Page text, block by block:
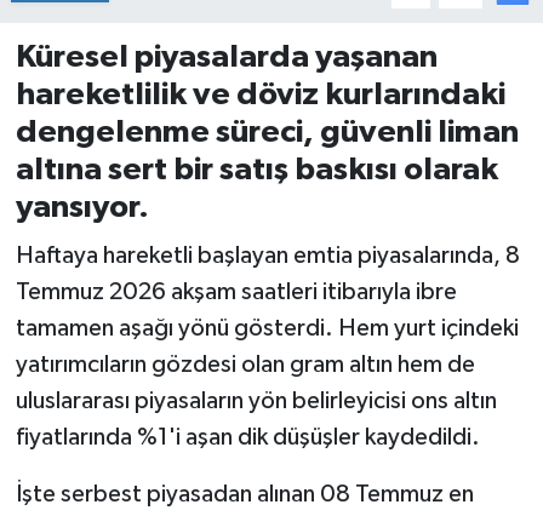
Küresel piyasalarda yaşanan
hareketlilik ve döviz kurlarındaki
dengelenme süreci, güvenli liman
altına sert bir satış baskısı olarak
yansıyor.
Haftaya hareketli başlayan emtia piyasalarında, 8
Temmuz 2026 akşam saatleri itibarıyla ibre
tamamen aşağı yönü gösterdi. Hem yurt içindeki
yatırımcıların gözdesi olan gram altın hem de
uluslararası piyasaların yön belirleyicisi ons altın
fiyatlarında %1'i aşan dik düşüşler kaydedildi.
İşte serbest piyasadan alınan 08 Temmuz en
Gönen
İvrindi
Kepsut
KÜLTÜR-SANAT
MANŞET